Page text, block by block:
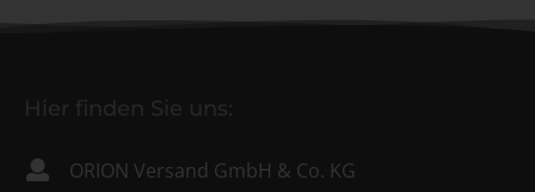
Hier finden Sie uns:
ORION Versand GmbH & Co. KG